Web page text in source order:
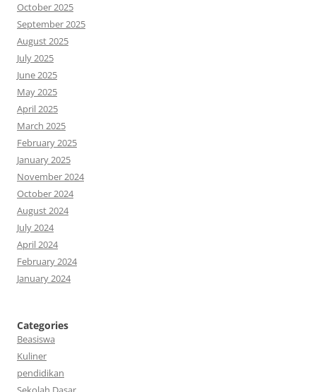
October 2025
September 2025
August 2025
July 2025
June 2025
May 2025
April 2025
March 2025
February 2025
January 2025
November 2024
October 2024
August 2024
July 2024
April 2024
February 2024
January 2024
Categories
Beasiswa
Kuliner
pendidikan